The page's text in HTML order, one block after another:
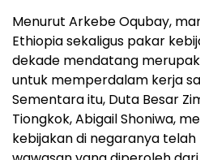
Menurut Arkebe Oqubay,
Ethiopia sekaligus pakar
dekade mendatang
untuk memperdalam kerja
Sementara itu, Duta Besar
Tiongkok, Abigail Shoniwa,
kebijakan di negaranya